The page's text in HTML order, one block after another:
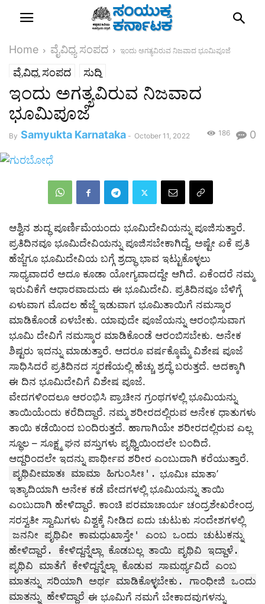
Home ವೈವಿಧ್ಯ ಸಂಪದ ಇಂದು ಅಗತ್ಯವಿರುವ ನಿಜವಾದ ಭೂಮಿಪೂಜೆ
ವೈವಿಧ್ಯ ಸಂಪದ ಸುದ್ದಿ
ಇಂದು ಅಗತ್ಯವಿರುವ ನಿಜವಾದ
ಭೂಮಿಪೂಜೆ
By Samyukta Karnataka - October 11, 2022 0
186
ಆಶ್ವಿನ ಶುದ್ಧ ಪೂರ್ಣಿಮೆಯಂದು ಭೂಮಿದೇವಿಯನ್ನು ಪೂಜಿಸುತ್ತಾರೆ.
ಪ್ರತಿದಿನವೂ ಭೂಮಿದೇವಿಯನ್ನು ಪೂಜಿಸಬೇಕಾಗಿದ್ದೆ. ಅಷ್ಟೇ ಏಕೆ ಪ್ರತಿ
ಹೆಜ್ಜೆಗೂ ಭೂಮಿದೇವಿಯ ಬಗ್ಗೆ ಶ್ರದ್ಧಾ ಭಾವ ಇಟ್ಟುಕೊಳ್ಳಲು
ಸಾಧ್ಯವಾದರೆ ಅದೂ ಕೂಡಾ ಯೋಗ್ಯವಾದದ್ದೇ ಆಗಿದೆ. ಏಕೆಂದರೆ ನಮ್ಮ
ಇರುವಿಕೆಗೆ ಆಧಾರವಾದುದು ಈ ಭೂಮಿದೇವಿ. ಪ್ರತಿದಿನವೂ ಬೆಳಿಗ್ಗೆ
ಏಳುವಾಗ ಮೊದಲ ಹೆಜ್ಜೆ ಇಡುವಾಗ ಭೂಮಿತಾಯಿಗೆ ನಮಸ್ಕಾರ
ಮಾಡಿಕೊಂಡೆ ಏಳಬೇಕು. ಯಾವುದೇ ಪೂಜೆಯನ್ನು ಆರಂಭಿಸುವಾಗ
ಭೂಮಿ ದೇವಿಗೆ ನಮಸ್ಕಾರ ಮಾಡಿಕೊಂಡೆ ಆರಂಬಿಸಬೇಕು. ಅನೇಕ
ಶಿಷ್ಟರು ಇದನ್ನು ಮಾಡುತ್ತಾರೆ. ಆದರೂ ವರ್ಷಕ್ಕೊಮ್ಮೆ ವಿಶೇಷ ಪೂಜೆ
ಸಾಧಿಸಿದರೆ ಪ್ರತಿದಿನದ ಸ್ಮರಣೆಯಲ್ಲಿ ಹೆಚ್ಚು ಶ್ರದ್ಧೆ ಬರುತ್ತದೆ. ಅದಕ್ಕಾಗಿ
ಈ ದಿನ ಭೂಮಿದೇವಿಗೆ ವಿಶೇಷ ಪೂಜೆ.
ವೇದಗಳಿಂದಲೂ ಆರಂಭಿಸಿ ಪ್ರಾಚೀನ ಗ್ರಂಥಗಳಲ್ಲಿ ಭೂಮಿಯನ್ನು
ತಾಯಿಯೆಂದು ಕರೆದಿದ್ದಾರೆ. ನಮ್ಮ ಶರೀರದಲ್ಲಿರುವ ಅನೇಕ ಧಾತುಗಳು
ತಾಯಿ ಕಡೆಯಿಂದ ಬಂದಿರುತ್ತದೆ. ಹಾಗಾಗಿಯೇ ಶರೀರದಲ್ಲಿರುವ ಎಲ್ಲ
ಸ್ಥೂಲ – ಸೂಕ್ಷ್ಮ ಘನ ವಸ್ತುಗಳು ಪೃಥ್ವಿಯಿಂದಲೇ ಬಂದಿದೆ.
ಆದ್ದರಿಂದಲೇ ಇದನ್ನು ಪಾರ್ಥೀವ ಶರೀರ ಎಂಬುದಾಗಿ ಕರೆಯುತ್ತಾರೆ.
ಪೃಥಿವೀಮಾತಃ ಮಾಮಾ ಹಿಗುಂಸೀಃ'. ಭೂಮಿಃ ಮಾತಾ’
ಇತ್ಯಾದಿಯಾಗಿ ಅನೇಕ ಕಡೆ ವೇದಗಳಲ್ಲಿ ಭೂಮಿಯನ್ನು ತಾಯಿ
ಎಂಬುದಾಗಿ ಹೇಳಿದ್ದಾರೆ. ಕಾಂಚಿ ಪರಮಾಚಾರ್ಯ ಚಂದ್ರಶೇಖರೇಂದ್ರ
ಸರಸ್ವತೀ ಸ್ವಾಮಿಗಳು ವಿಶ್ವಕ್ಕೆ ನೀಡಿದ ಐದು ಚುಟುಕು ಸಂದೇಶಗಳಲ್ಲಿ
ಜನನೀ ಪೃಥಿವೀ ಕಾಮಧುಖಾಸ್ತೇ' ಎಂಬ ಒಂದು ಚುಟುಕನ್ನು
ಹೇಳಿದ್ದಾರೆ. ಕೇಳಿದ್ದನ್ನೆಲ್ಲಾ ಕೊಡಬಲ್ಲ ತಾಯಿ ಪೃಥಿವಿ ಇದ್ದಾಳೆ.
ಪೃಥಿವಿ ಮಾತೆಗೆ ಕೇಳಿದ್ದನ್ನೆಲ್ಲಾ ಕೊಡುವ ಸಾಮರ್ಥ್ಯವಿದೆ ಎಂಬ
ಮಾತನ್ನು ಸರಿಯಾಗಿ ಅರ್ಥ ಮಾಡಿಕೊಳ್ಳಬೇಕು. ಗಾಂಧೀಜಿ ಒಂದು
ಮಾತನ್ನು ಹೇಳಿದ್ದಾರೆ ಈ ಭೂಮಿಗೆ ನಮಗೆ ಬೇಕಾದವುಗಳನ್ನು